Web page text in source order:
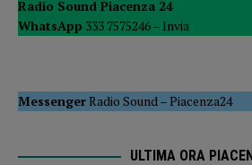
Radio Sound Piacenza 24
WhatsApp 333 7575246 – Invia
MessengerRadio Sound–Piacenza24
ULTIMA ORA